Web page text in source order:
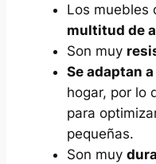
Los muebles
multitud de
Son muy
Se adaptan
hogar, por lo
para
pequeñas.
Son muy